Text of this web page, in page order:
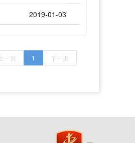
2019-01-03
上一页 1 下一页